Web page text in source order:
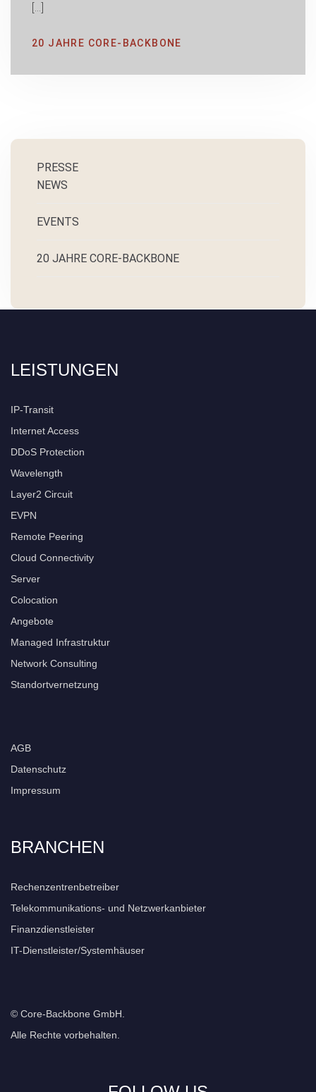
[…]
20 JAHRE CORE-BACKBONE
20 JAHRE CORE-BACKBONE
EVENTS
NEWS
PRESSE
LEISTUNGEN
IP-Transit
Internet Access
DDoS Protection
Wavelength
Layer2 Circuit
EVPN
Remote Peering
Cloud Connectivity
Server
Colocation
Angebote
Managed Infrastruktur
Network Consulting
Standortvernetzung
AGB
Datenschutz
Impressum
BRANCHEN
Rechenzentrenbetreiber
Telekommunikations- und Netzwerkanbieter
Finanzdienstleister
IT-Dienstleister/Systemhäuser
© Core-Backbone GmbH.
Alle Rechte vorbehalten.